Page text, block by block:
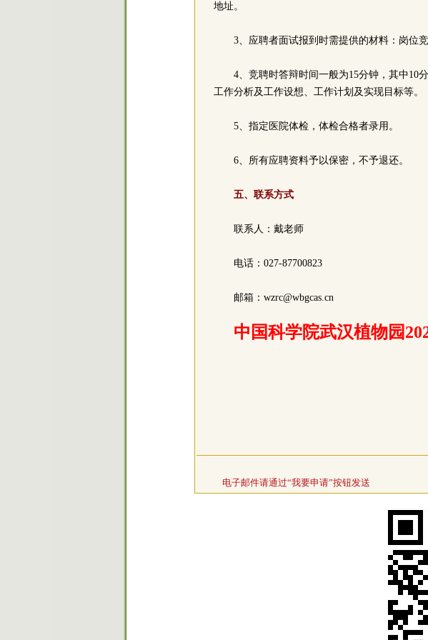
地址。
3、应聘者面试报到时需提供的材料：岗位
4、竞聘时答辩时间一般为15分钟，其中10
工作分析及工作设想、工作计划及实现目标等。
5、指定医院体检，体检合格者录用。
6、所有应聘资料予以保密，不予退还。
五、联系方式
联系人：戴老师
电话：027-87700823
邮箱：wzrc@wbgcas.cn
中国科学院武汉植物园
电子邮件请通过“我要申请”按钮发送